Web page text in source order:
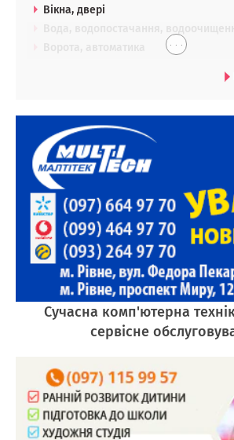
Вікна, двері
. . .
Сучасна комп'ютерна
сервісне